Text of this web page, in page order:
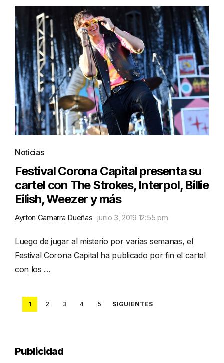
Noticias
Festival Corona Capital presenta su
cartel con The Strokes, Interpol, Billie
Eilish, Weezer y más
Ayrton Gamarra Dueñas junio 3, 2019 12:55 pm
Luego de jugar al misterio por varias semanas, el
Festival Corona Capital ha publicado por fin el cartel
con los …
Posts
1 2 3 4 5 SIGUIENTES
Publicidad